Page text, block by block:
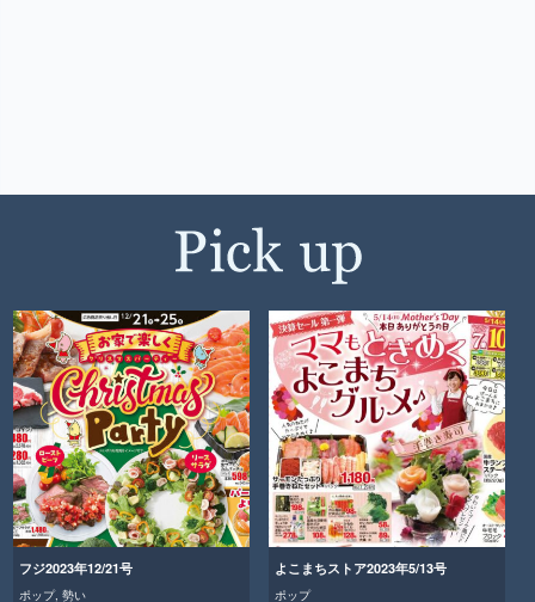
フジ2023年12/21号
ポップ, 勢い
よこまちストア2023年5/13号
ポップ